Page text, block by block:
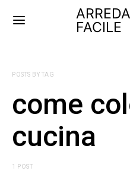
FACILE
POSTS BY TAG
come
cucina
1 POST